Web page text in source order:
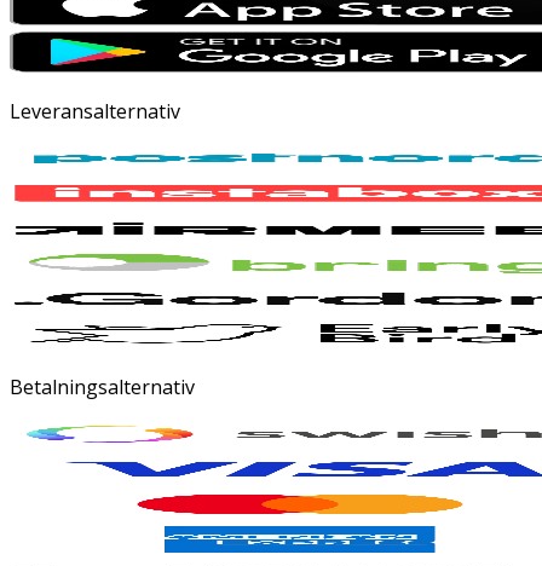
Leveransalternativ
Betalningsalternativ